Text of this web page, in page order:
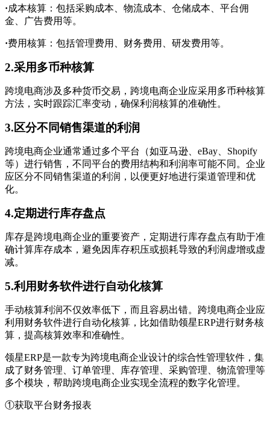
·成本核算：包括采购成本、物流成本、仓储成本、平台佣
金、广告费用等。
·费用核算：包括管理费用、财务费用、研发费用等。
2.采用多币种核算
跨境电商涉及多种货币交易，跨境电商企业应采用多币种核算
方法，实时跟踪汇率变动，确保利润核算的准确性。
3.区分不同销售渠道的利润
跨境电商企业通常通过多个平台（如亚马逊、eBay、Shopify
等）进行销售，不同平台的费用结构和利润率可能不同。企业
应区分不同销售渠道的利润，以便更好地进行渠道管理和优
化。
4.定期进行库存盘点
库存是跨境电商企业的重要资产，定期进行库存盘点有助于准
确计算库存成本，避免因库存积压或损耗导致的利润虚增或虚
减。
5.利用财务软件进行自动化核算
手动核算利润不仅效率低下，而且容易出错。跨境电商企业应
利用财务软件进行自动化核算，比如借助领星ERP进行财务核
算，提高核算效率和准确性。
领星ERP是一款专为跨境电商企业设计的综合性管理软件，集
成了财务管理、订单管理、库存管理、采购管理、物流管理等
多个模块，帮助跨境电商企业实现全流程的数字化管理。
①获取平台财务报表